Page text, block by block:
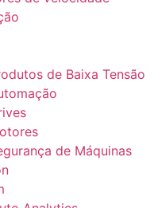
de Baixa Tensão
de Máquinas